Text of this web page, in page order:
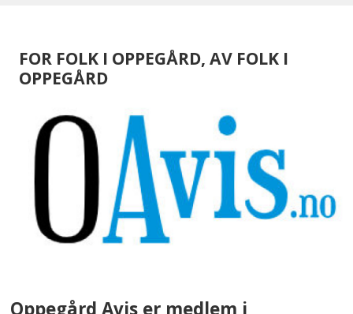
FOR FOLK I OPPEGÅRD, AV FOLK I
OPPEGÅRD